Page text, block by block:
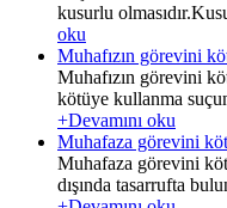
kusurlu
oku
Muhafızın görevini
Muhafızın görevini
kötüye kullanma
+Devamını oku
Muhafaza görevini
Muhafaza görevini
dışında tasarrufta